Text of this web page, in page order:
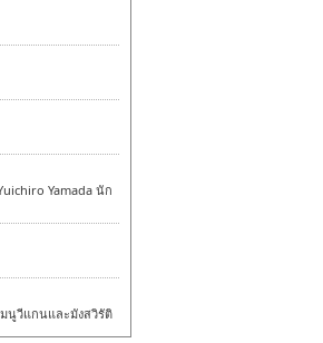
Yamada นัก
นูวีแกนและมังสวิรัติ